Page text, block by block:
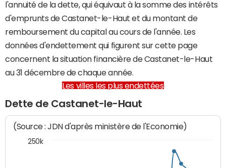
l'annuité de la dette, qui équivaut à la somme des intérêts
d'emprunts de Castanet-le-Haut et du montant de
remboursement du capital au cours de l'année. Les
données d'endettement qui figurent sur cette page
concernent la situation financière de Castanet-le-Haut
au 31 décembre de chaque année.
Les villes les plus endettées
Dette de Castanet-le-Haut
(Source : JDN d'après ministère de l'Economie)
250k